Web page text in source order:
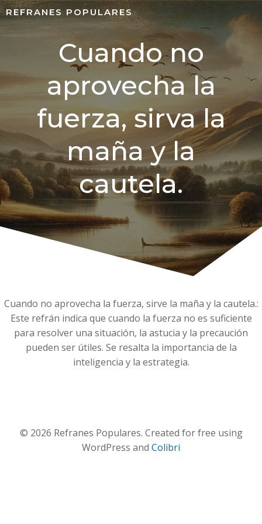
REFRANES POPULARES
Cuando no
aprovecha la
fuerza, sirva la
maña y la
cautela.
Cuando no aprovecha la fuerza, sirve la maña y la cautela.:
Este refrán indica que cuando la fuerza no es suficiente
para resolver una situación, la astucia y la precaución
pueden ser útiles. Se resalta la importancia de la
inteligencia y la estrategia.
© 2026 Refranes Populares. Created for free using
WordPress and Colibri